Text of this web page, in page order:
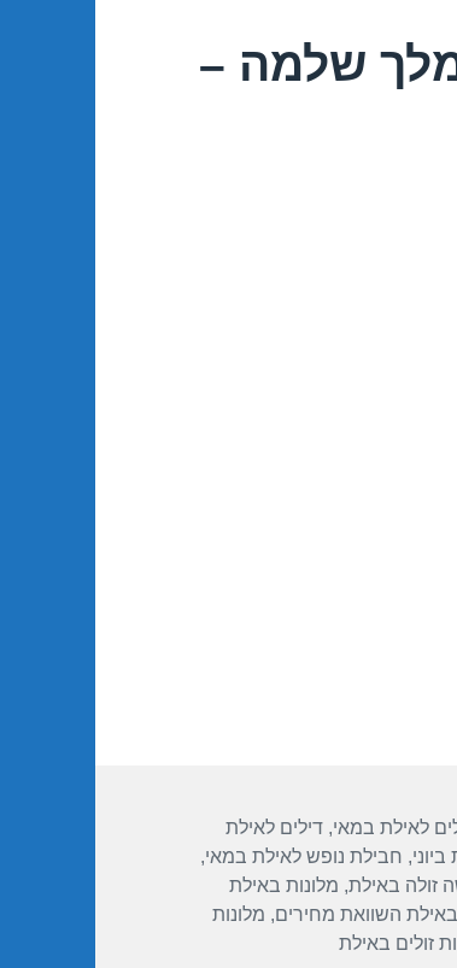
שלמה –
לאילת במאי,דילים לאילת
, חבילת נופש לאילת במאי,
זולה באילת, מלונות באילת
באילת השוואת מחירים, מלונות
זולים באילת